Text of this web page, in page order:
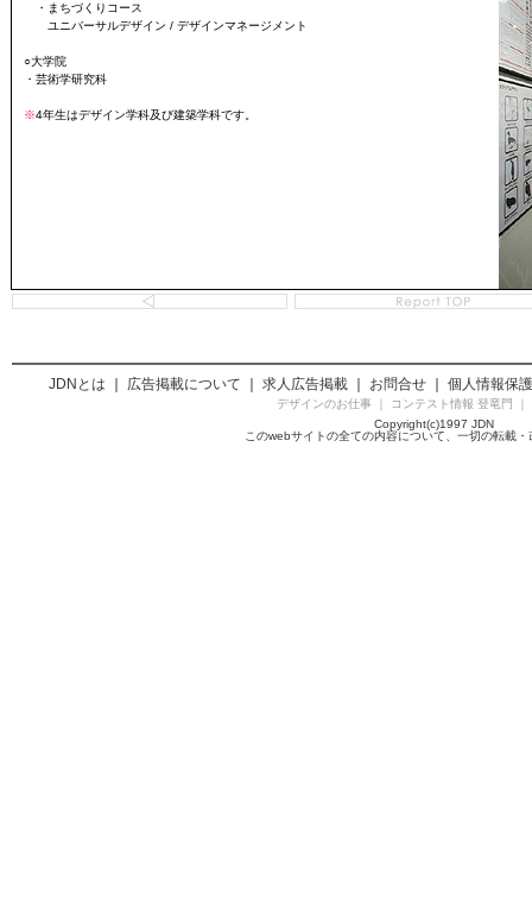
・まちづくりコース
ユニバーサルデザイン / デザインマネージメント
○大学院
・芸術学研究科
※4年生はデザイン学科及び建築学科です。
JDNとは 広告掲載について 求人広告掲載 お問合せ 個人情報保
デザインのお仕事｜ コンテスト情報 登竜門
Copyright(c)1997 JDN
このwebサイトの全ての内容について、一切の転載